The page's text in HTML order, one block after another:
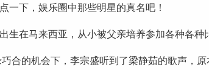
一下，娱乐圈中那些明星的真名吧！
生在马来西亚，从小被父亲培养参加各种各种
合的机会下，李宗盛听到了梁静茹的歌声，